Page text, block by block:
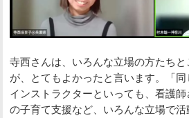
寺西さんは、いろんな立場の方たちと
が、とてもよかったと言います。「同
インストラクターといっても、看護
の子育て支援など、いろんな立場で